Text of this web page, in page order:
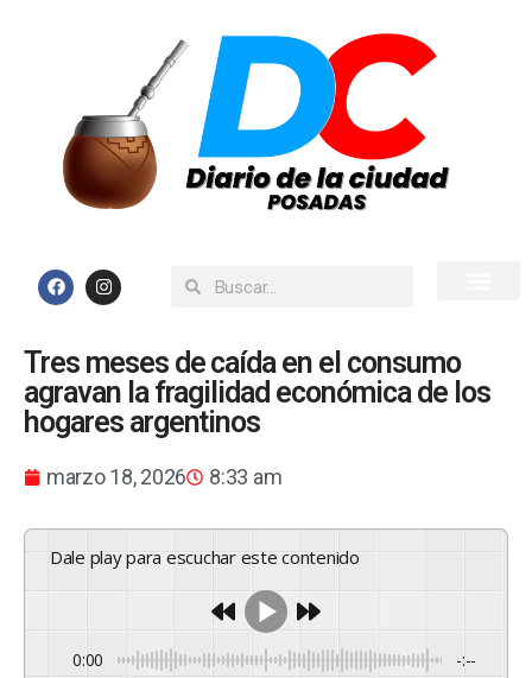
Tres meses de caída en el consumo
agravan la fragilidad económica de los
hogares argentinos
marzo 18, 2026 8:33 am
Dale play para escuchar este contenido
0:00 -:--